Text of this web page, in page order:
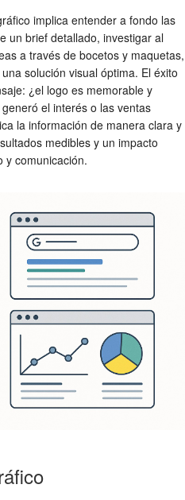
implica entender a fondo las
un brief detallado, investigar al
a través de bocetos y maquetas,
solución visual óptima. El éxito
¿el logo es memorable y
el interés o las ventas
la información de manera clara y
medibles y un impacto
y comunicación.